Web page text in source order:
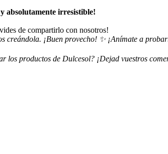
absolutamente irresistible!
de compartirlo con nosotros!
creándola. ¡Buen provecho! ✨ ¡Anímate a
los productos de Dulcesol? ¡Dejad vuestros